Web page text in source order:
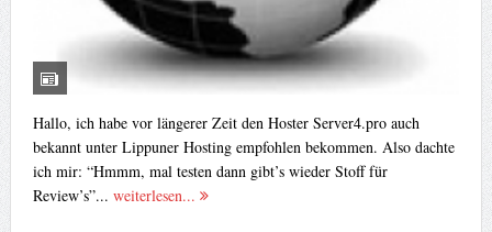
Hallo, ich habe vor längerer Zeit den Hoster Server4.pro auch
bekannt unter Lippuner Hosting empfohlen bekommen. Also dachte
ich mir: “Hmmm, mal testen dann gibt’s wieder Stoff für
Review’s”... weiterlesen...